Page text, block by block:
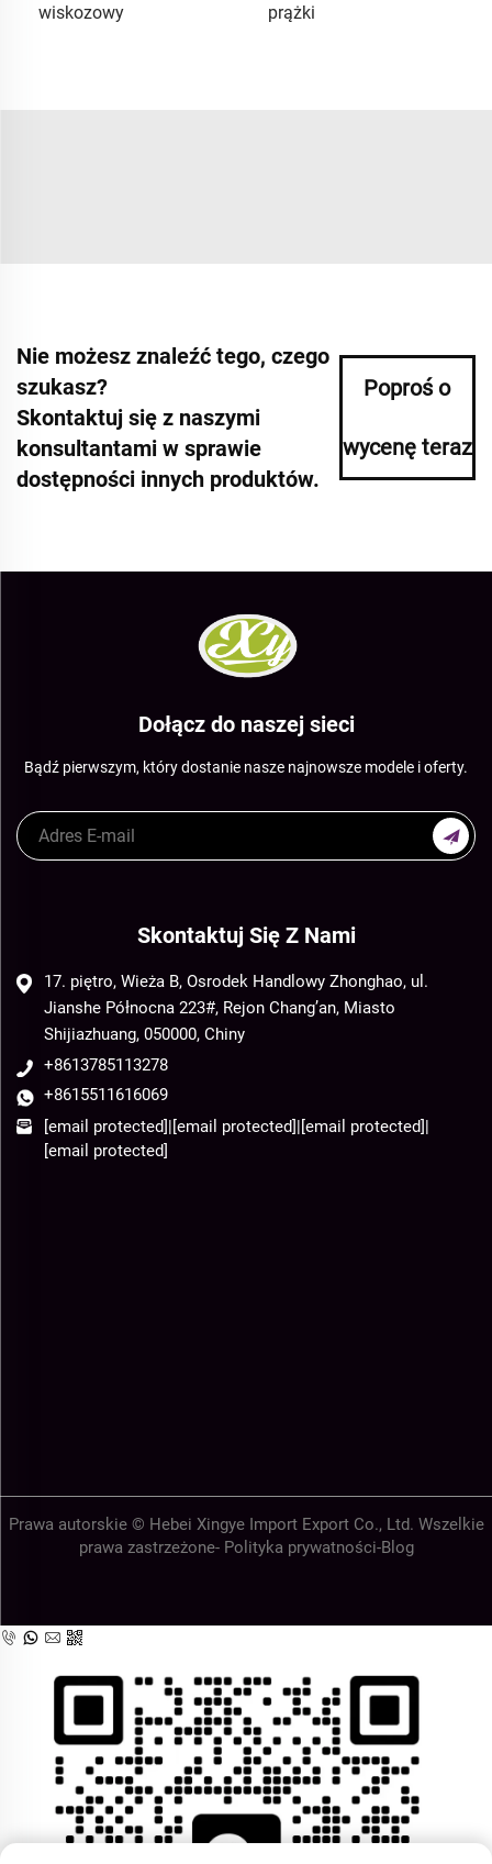
wiskozowy
prążki
Nie możesz znaleźć tego, czego
szukasz?
Skontaktuj się z naszymi
konsultantami w sprawie
dostępności innych produktów.
Poproś o
wycenę teraz
Dołącz do naszej sieci
Bądź pierwszym, który dostanie nasze najnowsze modele i oferty.
Skontaktuj Się Z Nami
17. piętro, Wieża B, Osrodek Handlowy Zhonghao, ul.
Jianshe Północna 223#, Rejon Chang’an, Miasto
Shijiazhuang, 050000, Chiny
+8613785113278
+8615511616069
[email protected]|[email protected]|[email protected]|
[email protected]
Prawa autorskie © Hebei Xingye Import Export Co., Ltd. Wszelkie
prawa zastrzeżone- Polityka prywatności-Blog